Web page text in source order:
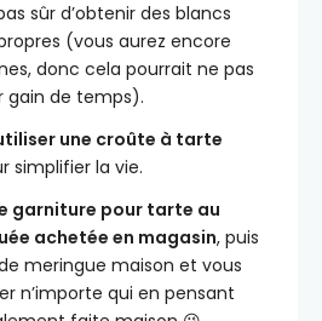
sûr d’obtenir des blancs
(vous aurez encore
donc cela pourrait ne pas
gain de temps).
une croûte à tarte
simplifier la vie.
garniture pour tarte au
achetée en magasin, puis
meringue maison et vous
n’importe qui en pensant